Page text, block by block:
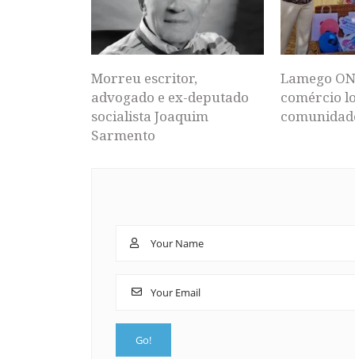
Morreu escritor,
advogado e ex-deputado
socialista Joaquim
Sarmento
Lamego
comércio